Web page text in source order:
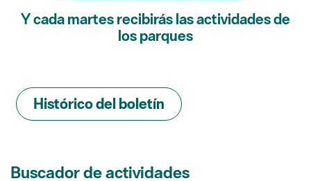
Y cada martes recibirás las actividades de
los parques
Histórico del boletín
Buscador de actividades